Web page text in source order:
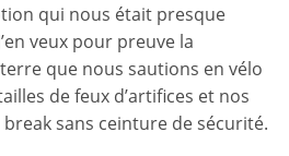
qui nous était presque
veux pour preuve la
que nous sautions en vélo
de feux d’artifices et nos
break sans ceinture de sécurité.